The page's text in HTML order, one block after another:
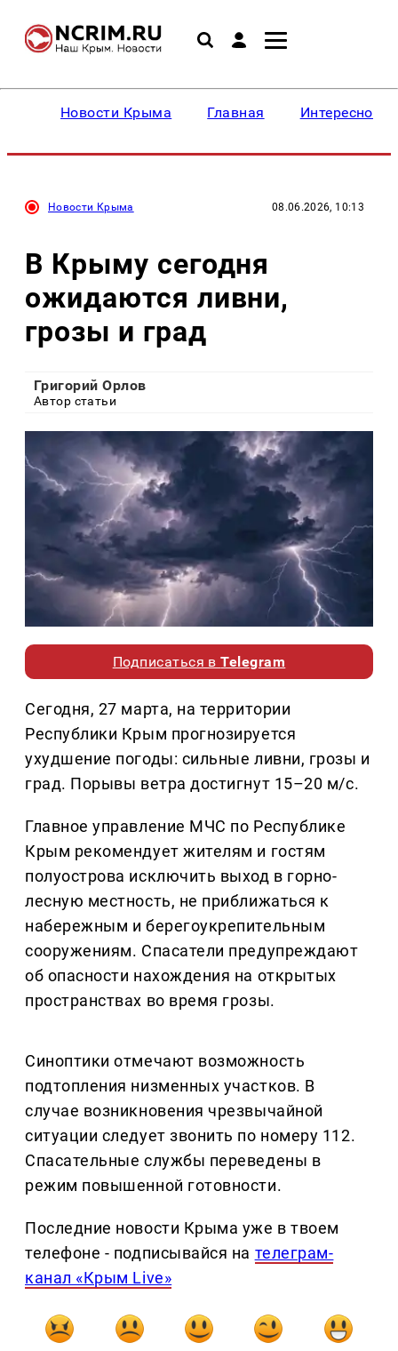
Новости Крыма Главная Интересное
Новости Крыма 08.06.2026, 10:13
В Крыму сегодня
ожидаются ливни,
грозы и град
Григорий Орлов
Автор статьи
Подписаться вTelegram
Сегодня, 27 марта, на территории
Республики Крым прогнозируется
ухудшение погоды: сильные ливни, грозы и
град. Порывы ветра достигнут 15–20 м/с.
Главное управление МЧС по Республике
Крым рекомендует жителям и гостям
полуострова исключить выход в горно-
лесную местность, не приближаться к
набережным и берегоукрепительным
сооружениям. Спасатели предупреждают
об опасности нахождения на открытых
пространствах во время грозы.
Синоптики отмечают возможность
подтопления низменных участков. В
случае возникновения чрезвычайной
ситуации следует звонить по номеру 112.
Спасательные службы переведены в
режим повышенной готовности.
Последние новости Крыма уже в твоем
телефоне - подписывайся на телеграм-
канал «Крым Live»